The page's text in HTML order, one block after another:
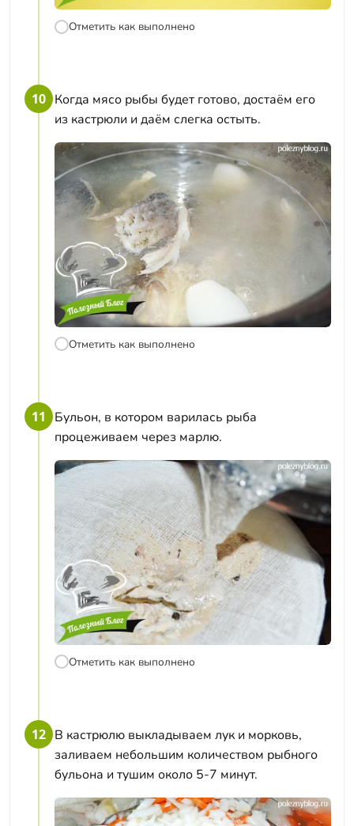
Отметить как выполнено
10 Когда мясо рыбы будет готово, достаём его
из кастрюли и даём слегка остыть.
Отметить как выполнено
11
Бульон, в котором варилась рыба
процеживаем через марлю.
Отметить как выполнено
12 В кастрюлю выкладываем лук и морковь,
заливаем небольшим количеством рыбного
бульона и тушим около 5-7 минут.